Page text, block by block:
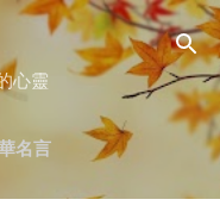
心靈
名言